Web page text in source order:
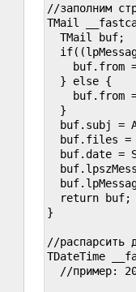
//заполним
TMail
  TMail buf;
buf.from
  } else {
buf.from
  }
buf.subj =
buf.files =
buf.date =
  return buf;
}
//распарсить
TDateTime
//пример: